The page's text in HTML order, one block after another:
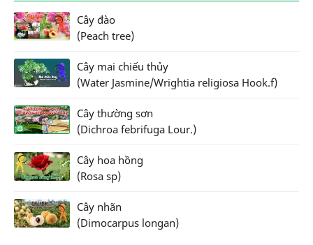
Cây đào
(Peach tree)
Cây mai chiếu thủy
(Water Jasmine/Wrightia religiosa Hook.f)
Cây thường sơn
(Dichroa febrifuga Lour.)
Cây hoa hồng
(Rosa sp)
Cây nhãn
(Dimocarpus longan)